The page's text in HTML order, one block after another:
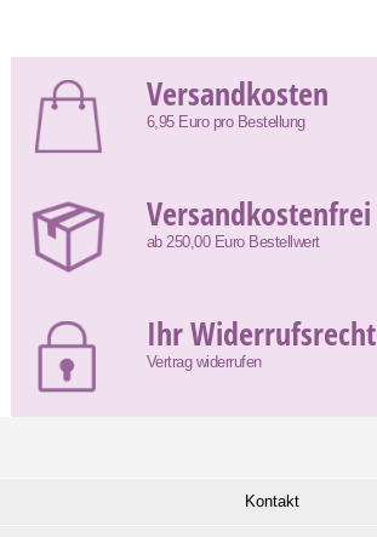
Versandkosten
6,95 Euro pro Bestellung
Versandkostenfrei
ab 250,00 Euro Bestellwert
Ihr Widerrufsrecht
Vertrag widerrufen
Kontakt